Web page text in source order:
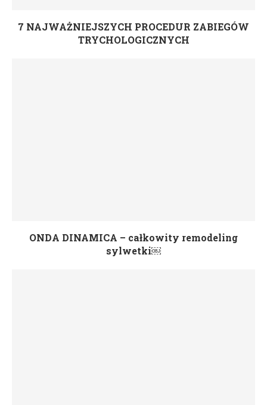
7 NAJWAŻNIEJSZYCH PROCEDUR ZABIEGÓW
TRYCHOLOGICZNYCH
ONDA DINAMICA – całkowity remodeling
sylwetki￼